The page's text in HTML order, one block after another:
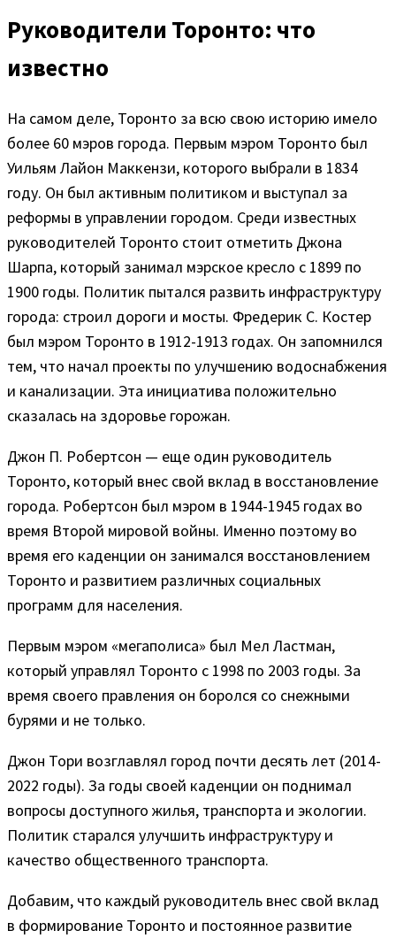
Руководители Торонто: что
известно
На самом деле, Торонто за всю свою историю имело
более 60 мэров города. Первым мэром Торонто был
Уильям Лайон Маккензи, которого выбрали в 1834
году. Он был активным политиком и выступал за
реформы в управлении городом. Среди известных
руководителей Торонто стоит отметить Джона
Шарпа, который занимал мэрское кресло с 1899 по
1900 годы. Политик пытался развить инфраструктуру
города: строил дороги и мосты. Фредерик С. Костер
был мэром Торонто в 1912-1913 годах. Он запомнился
тем, что начал проекты по улучшению водоснабжения
и канализации. Эта инициатива положительно
сказалась на здоровье горожан.
Джон П. Робертсон — еще один руководитель
Торонто, который внес свой вклад в восстановление
города. Робертсон был мэром в 1944-1945 годах во
время Второй мировой войны. Именно поэтому во
время его каденции он занимался восстановлением
Торонто и развитием различных социальных
программ для населения.
Первым мэром «мегаполиса» был Мел Ластман,
который управлял Торонто с 1998 по 2003 годы. За
время своего правления он боролся со снежными
бурями и не только.
Джон Тори возглавлял город почти десять лет (2014-
2022 годы). За годы своей каденции он поднимал
вопросы доступного жилья, транспорта и экологии.
Политик старался улучшить инфраструктуру и
качество общественного транспорта.
Добавим, что каждый руководитель внес свой вклад
в формирование Торонто и постоянное развитие